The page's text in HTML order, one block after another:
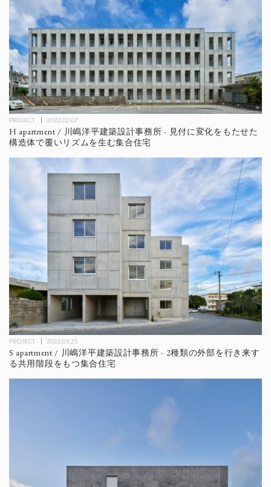
PROJECT 2022.02.07
H apartment / 川嶋洋平建築設計事務所 - 見付に変化をもたせた
構造体で覆いリズムを生む集合住宅
PROJECT 2022.01.25
S apartment / 川嶋洋平建築設計事務所 - 2種類の外部を行き来す
る共用階段をもつ集合住宅